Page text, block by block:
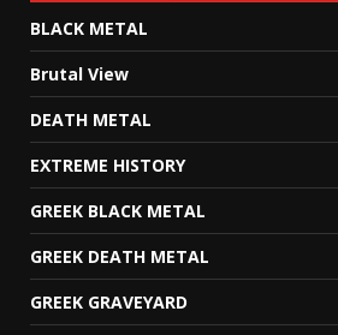
BLACK METAL
Brutal View
DEATH METAL
EXTREME HISTORY
GREEK BLACK METAL
GREEK DEATH METAL
GREEK GRAVEYARD